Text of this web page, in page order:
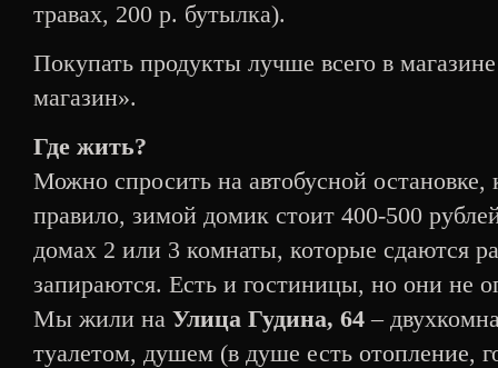
травах, 200 р. бутылка).
Покупать продукты лучше всего в
магазин».
Где жить?
Можно спросить на автобусной остановке,
правило, зимой домик стоит 400-500
домах 2 или 3 комнаты, которые сдаются
запираются. Есть и гостиницы, но они не
Мы жили на Улица Гудина, 64 –
туалетом, душем (в душе есть отопление,